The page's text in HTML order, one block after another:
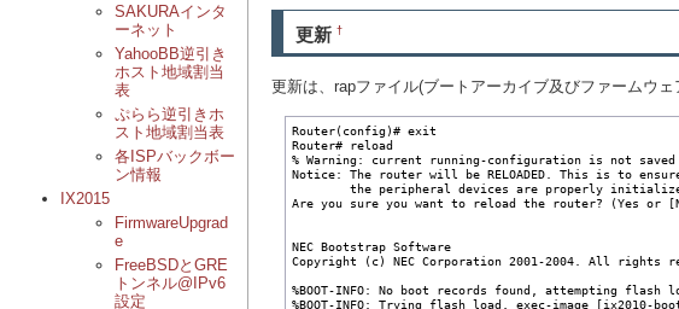
SAKURAインタ
ーネット
YahooBB逆引き
ホスト地域割当
表
ぷらら逆引きホ
スト地域割当表
各ISPバックボー
ン情報
IX2015
FirmwareUpgrad
e
FreeBSDとGRE
トンネル@IPv6
設定
更新†
更新は、rapファイル(ブートアーカイブ及びファームウェ
Router(config)# exit
Router# reload
% Warning: current running-configuration is not saved
Notice: The router will be RELOADED. This is to
the peripheral devices are properly
Are you sure you want to reload the router? (Yes or
NEC Bootstrap Software
Copyright (c) NEC Corporation 2001-2004. All rights
%BOOT-INFO: No boot records found, attempting flash
%BOOT-INFO: Trying flash load, exec-image [ix2010-